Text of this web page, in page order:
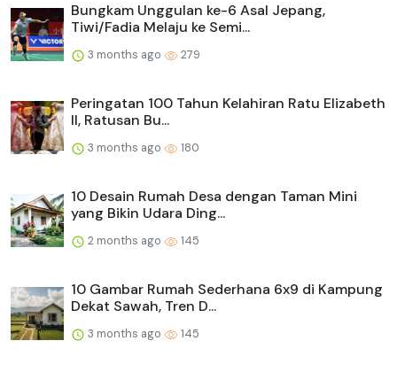
Bungkam Unggulan ke-6 Asal Jepang,
Tiwi/Fadia Melaju ke Semi...
3 months ago 279
Peringatan 100 Tahun Kelahiran Ratu Elizabeth
II, Ratusan Bu...
3 months ago 180
10 Desain Rumah Desa dengan Taman Mini
yang Bikin Udara Ding...
2 months ago 145
10 Gambar Rumah Sederhana 6x9 di Kampung
Dekat Sawah, Tren D...
3 months ago 145